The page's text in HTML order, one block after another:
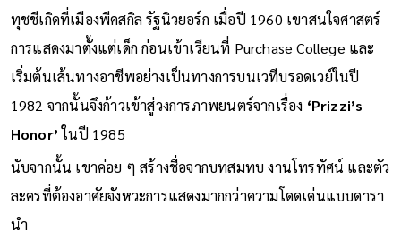
Actor ที่ชัดเจนที่สุดคนหนึ่งของฮอลลีวูด
ทุชชีเกิดที่เมืองพีคสกิล รัฐนิวยอร์ก เมื่อปี 1960 เขาสนใจศาสตร์
การแสดงมาตั้งแต่เด็ก ก่อนเข้าเรียนที่ Purchase College และ
เริ่มต้นเส้นทางอาชีพอย่างเป็นทางการบนเวทีบรอดเวย์ในปี
1982 จากนั้นจึงก้าวเข้าสู่วงการภาพยนตร์จากเรื่อง
Honor’ในปี 1985
นับจากนั้น เขาค่อย ๆ สร้างชื่อจากบทสมทบ งานโทรทัศน์ และตัว
ละครที่ต้องอาศัยจังหวะการแสดงมากกว่าความโดดเด่นแบบดารา